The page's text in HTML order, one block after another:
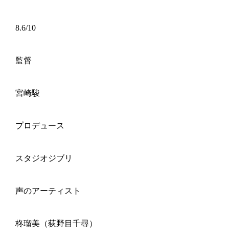
8.6/10
監督
宮崎駿
プロデュース
スタジオジブリ
声のアーティスト
柊瑠美（荻野目千尋）